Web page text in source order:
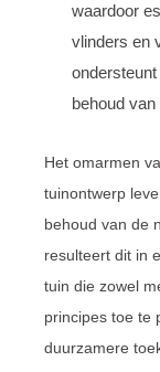
waardoor
vlinders en
behoud
Het omarmen
tuinontwerp
behoud van de
resulteert dit in
tuin die zowel
principes toe te
duurzamere